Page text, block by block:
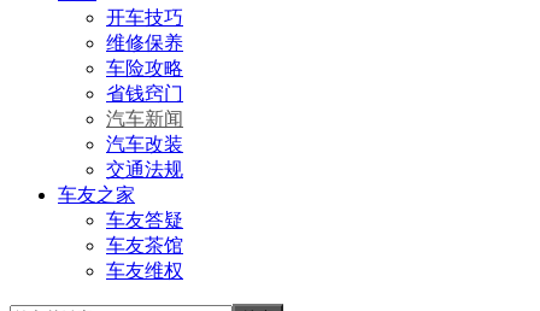
开车技巧
维修保养
车险攻略
省钱窍门
汽车新闻
汽车改装
交通法规
车友之家
车友答疑
车友茶馆
车友维权